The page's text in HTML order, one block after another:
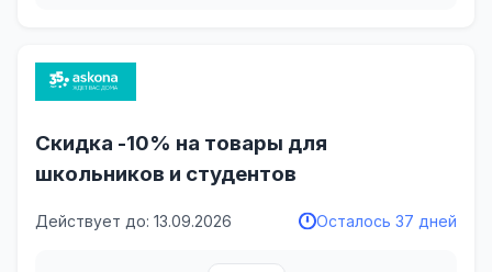
Скидка -10% на товары для
школьников и студентов
Действует до: 13.09.2026 Осталось 37 дней